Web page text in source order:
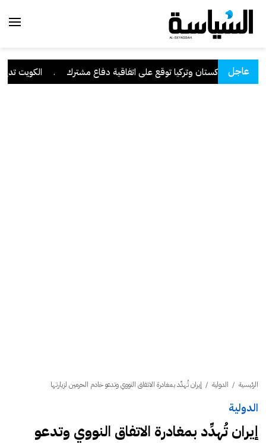
عاجل
وباكستان وتركيا توقع على اتفاقية دفاع مشترك . الكويت تدين
الرئيسية / الدولية / إيران تُهدِّد بمغادرة الاتفاق النووي وتدعو خادم الحرمين لزيارتها
الدولية
إيران تُهدِّد بمغادرة الاتفاق النووي وتدعو